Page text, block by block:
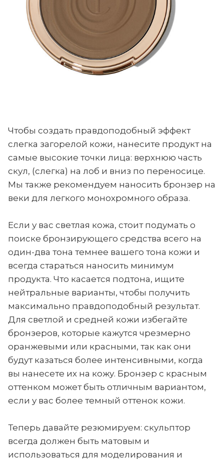
Чтобы создать правдоподобный эффект
слегка загорелой кожи, нанесите продукт на
самые высокие точки лица: верхнюю часть
скул, (слегка) на лоб и вниз по переносице.
Мы также рекомендуем наносить бронзер на
веки для легкого монохромного образа.
Если у вас светлая кожа, стоит подумать о
поиске бронзирующего средства всего на
один-два тона темнее вашего тона кожи и
всегда стараться наносить минимум
продукта. Что касается подтона, ищите
нейтральные варианты, чтобы получить
максимально правдоподобный результат.
Для светлой и средней кожи избегайте
бронзеров, которые кажутся чрезмерно
оранжевыми или красными, так как они
будут казаться более интенсивными, когда
вы нанесете их на кожу. Бронзер с красным
оттенком может быть отличным вариантом,
если у вас более темный оттенок кожи.
Теперь давайте резюмируем: скульптор
всегда должен быть матовым и
использоваться для моделирования и